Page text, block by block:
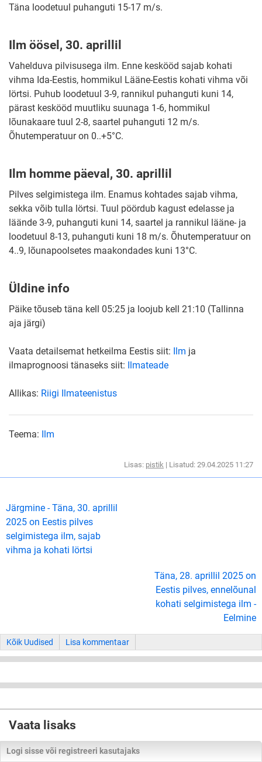
Täna loodetuul puhanguti 15-17 m/s.
Ilm öösel, 30. aprillil
Vahelduva pilvisusega ilm. Enne keskööd sajab kohati
vihma Ida-Eestis, hommikul Lääne-Eestis kohati vihma või
lörtsi. Puhub loodetuul 3-9, rannikul puhanguti kuni 14,
pärast keskööd muutliku suunaga 1-6, hommikul
lõunakaare tuul 2-8, saartel puhanguti 12 m/s.
Õhutemperatuur on 0..+5°C.
Ilm homme päeval, 30. aprillil
Pilves selgimistega ilm. Enamus kohtades sajab vihma,
sekka võib tulla lörtsi. Tuul pöördub kagust edelasse ja
läände 3-9, puhanguti kuni 14, saartel ja rannikul lääne- ja
loodetuul 8-13, puhanguti kuni 18 m/s. Õhutemperatuur on
4..9, lõunapoolsetes maakondades kuni 13°C.
Üldine info
Päike tõuseb täna kell 05:25 ja loojub kell 21:10 (Tallinna
aja järgi)
Vaata detailsemat hetkeilma Eestis siit: Ilm ja
ilmaprognoosi tänaseks siit: Ilmateade
Allikas: Riigi Ilmateenistus
Teema: Ilm
Lisas: pistik | Lisatud: 29.04.2025 11:27
Järgmine - Täna, 30. aprillil
2025 on Eestis pilves
selgimistega ilm, sajab
vihma ja kohati lörtsi
Täna, 28. aprillil 2025 on
Eestis pilves, ennelõunal
kohati selgimistega ilm -
Eelmine
Kõik Uudised Lisa kommentaar
Vaata lisaks
Logi sisse või registreeri kasutajaks